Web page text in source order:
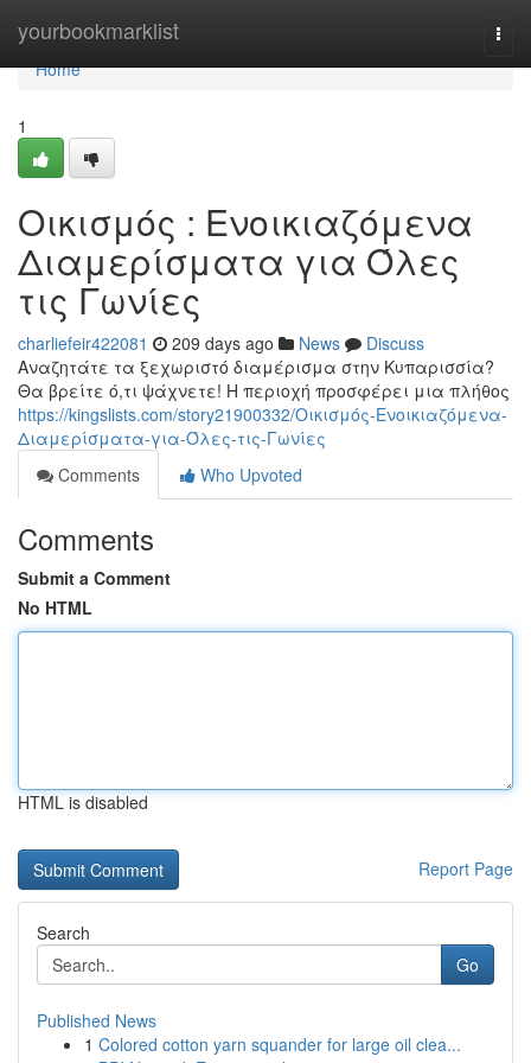
yourbookmarklist
Home
Home
1
Οικισμός : Ενοικιαζόμενα
Διαμερίσματα για Όλες
τις Γωνίες
charliefeir422081 209 days ago News
Discuss
Αναζητάτε τα ξεχωριστό διαμέρισμα στην Κυπαρισσία?
Θα βρείτε ό,τι ψάχνετε! Η περιοχή προσφέρει μια πλήθος
https://kingslists.com/story21900332/Οικισμός-Ενοικιαζόμενα-
Διαμερίσματα-για-Όλες-τις-Γωνίες
Comments
Who Upvoted
Comments
Submit a Comment
No HTML
HTML is disabled
Report Page
Search
Go
Published News
1 Colored cotton yarn squander for large oil clea...